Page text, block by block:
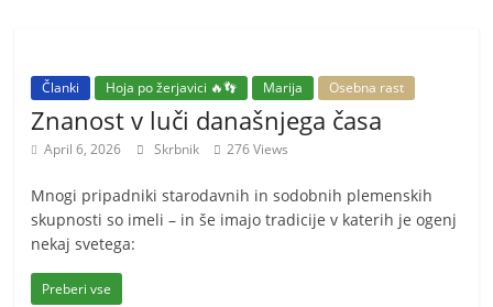
Članki Hoja po žerjavici 🔥👣 Marija Osebna rast
Znanost v luči današnjega časa
April 6, 2026 Skrbnik 276 Views
Mnogi pripadniki starodavnih in sodobnih plemenskih
skupnosti so imeli – in še imajo tradicije v katerih je ogenj
nekaj svetega:
Preberi vse